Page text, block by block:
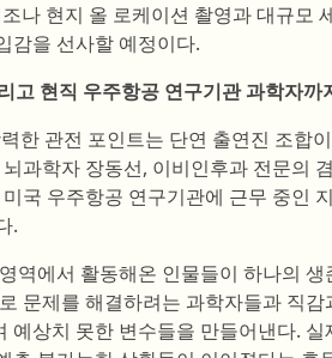
나 현지 올 로케이션 촬영과 대규모
감을 선사할 예정이다.
고 현직 우주항공 연구기관 과학자
력한 관전 포인트는 단연 출연진 조합
과학자 장동선, 이비인후과 전문의
국 우주항공 연구기관에 근무 중인
.
역에서 활동해온 인물들이 하나의
문제를 해결하려는 과학자들과 직
예상치 못한 변수들을 만들어낸다.